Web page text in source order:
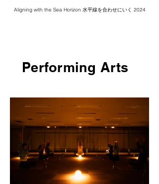
Aligning with the Sea Horizon 水平線を合わせにいく 2024
Performing Arts